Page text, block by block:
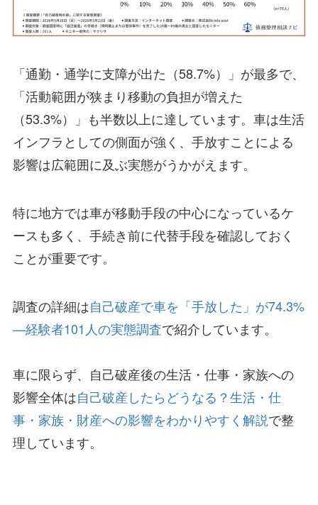
「通勤・通学に支障が出た（58.7%）」が最多で、
「活動範囲が狭まり移動の負担が増えた
（53.3%）」も半数以上に達しています。車は生活
インフラとしての側面が強く、手放すことによる
影響は広範囲に及ぶ実態がうかがえます。
特に地方では車が移動手段の中心になっているケ
ースも多く、手続き前に代替手段を確認しておく
ことが重要です。
調査の詳細は自己破産で車を「手放した」が74.3%
—経験者101人の実態調査で紹介しています。
車に限らず、自己破産後の生活・仕事・家族への
影響全体は自己破産したらどうなる？生活・仕
事・家族・財産への影響をわかりやすく解説で整
理しています。